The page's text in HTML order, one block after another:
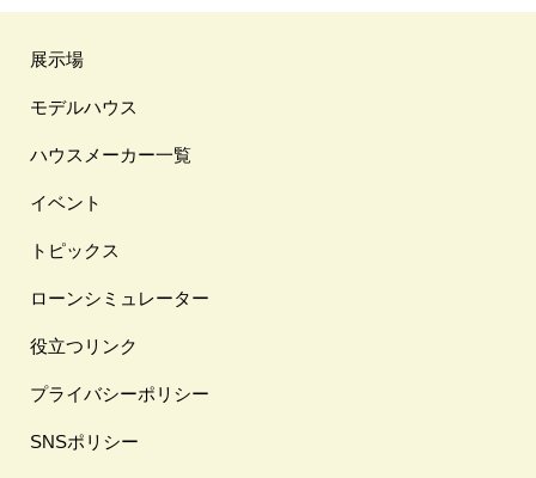
展示場
モデルハウス
ハウスメーカー一覧
イベント
トピックス
ローンシミュレーター
役立つリンク
プライバシーポリシー
SNSポリシー